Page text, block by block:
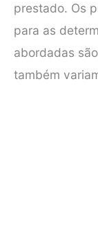
prestado. Os
para as
abordadas
também